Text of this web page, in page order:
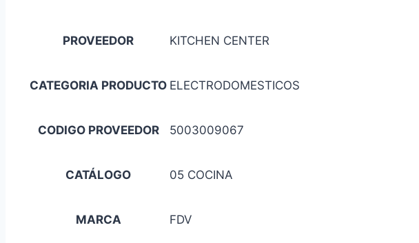
PROVEEDOR KITCHEN CENTER
CATEGORIA PRODUCTO ELECTRODOMESTICOS
CODIGO PROVEEDOR 5003009067
CATÁLOGO 05 COCINA
MARCA FDV